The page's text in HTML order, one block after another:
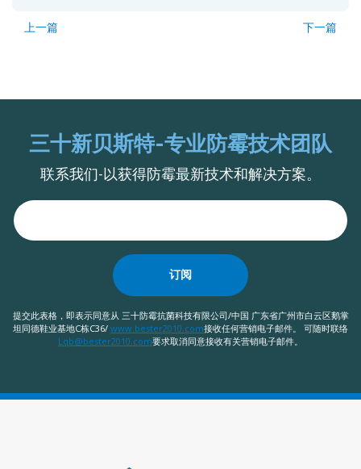
上一篇 下一篇
三十新贝斯特-专业防霉技术团队
联系我们-以获得防霉最新技术和解决方案。
订阅
提交此表格，即表示同意从 三十防霉抗菌科技有限公司/中国 广东省广州市白云区鹅掌
坦同德鞋业基地C栋C36/ www.bester2010.com接收任何营销电子邮件。 可随时联络
Lqb@bester2010.com要求取消同意接收有关营销电子邮件。